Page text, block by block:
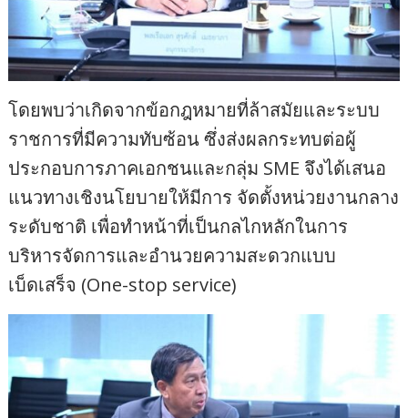
โดยพบว่าเกิดจากข้อกฎหมายที่ล้าสมัยและระบบ
ราชการที่มีความทับซ้อน ซึ่งส่งผลกระทบต่อผู้
ประกอบการภาคเอกชนและกลุ่ม SME จึงได้เสนอ
แนวทางเชิงนโยบายให้มีการ จัดตั้งหน่วยงานกลาง
ระดับชาติ เพื่อทำหน้าที่เป็นกลไกหลักในการ
บริหารจัดการและอำนวยความสะดวกแบบ
เบ็ดเสร็จ (One-stop service)